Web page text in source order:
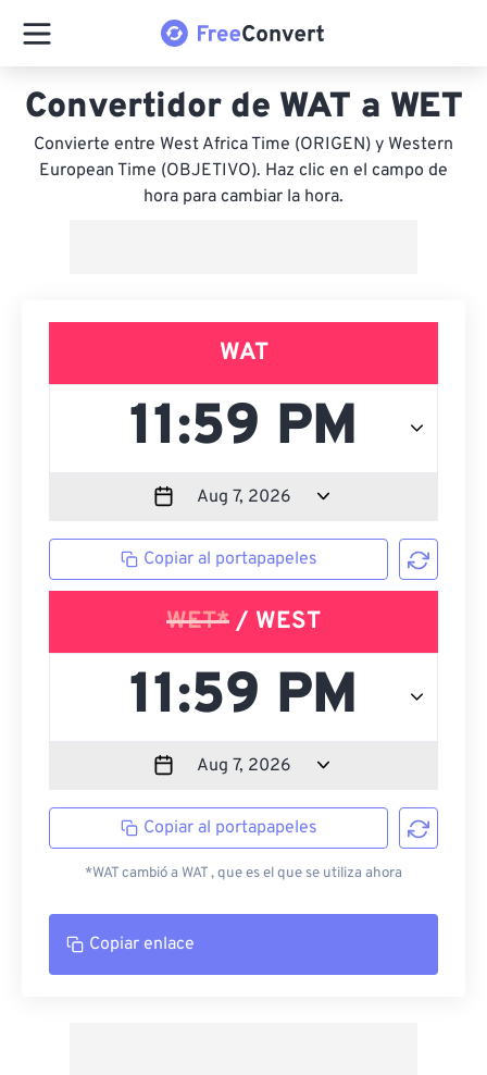
Convertidor de WAT a WET
Convierte entre West Africa Time (ORIGEN) y Western
European Time (OBJETIVO). Haz clic en el campo de
hora para cambiar la hora.
WAT
Copiar al portapapeles
WET* / WEST
Copiar al portapapeles
*WAT cambió a WAT , que es el que se utiliza ahora
Copiar enlace